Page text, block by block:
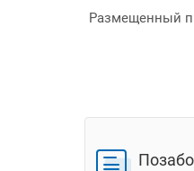
Размещенный